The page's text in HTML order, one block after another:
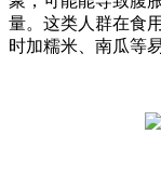
量。这类人群在食
时加糯米、南瓜等